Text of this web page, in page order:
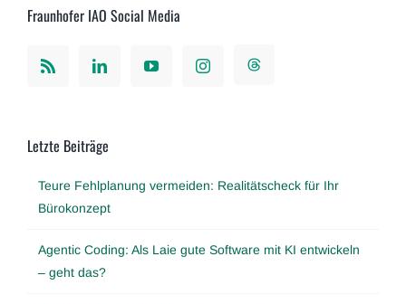
Fraunhofer IAO Social Media
Letzte Beiträge
Teure Fehlplanung vermeiden: Realitätscheck für Ihr
Bürokonzept
Agentic Coding: Als Laie gute Software mit KI entwickeln
– geht das?